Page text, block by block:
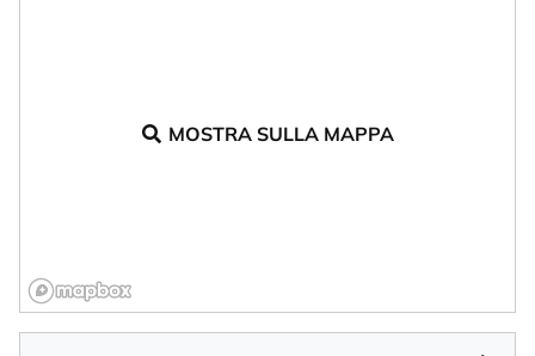
MOSTRA SULLA MAPPA